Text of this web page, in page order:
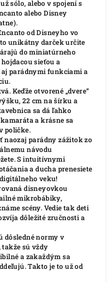
sólo, alebo v spojení s
alebo Disney
od Disneyho vo
unikátny darček určite
do miniatúrneho
sieťou a
parádnymi funkciami a
Keďže otvorené „dvere“
22 cm na šírku a
sa dá ľahko
a krásne sa
poličke.
naozaj parádny zážitok zo
návodu
S intuitívnymi
a ducha prenesiete
veku!
disneyovkou
mikrobábiky,
scény. Vedie tak deti
dôležité zručnosti a
dôsledné normy v
sú vždy
a zakaždým sa
Takto je to už od